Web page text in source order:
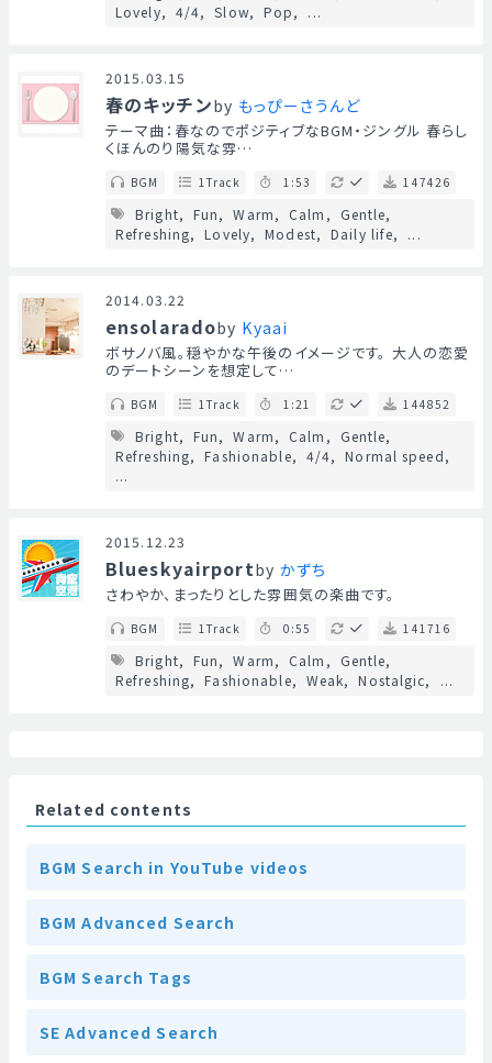
Lovely
4/4 Slow Pop ...
2015.03.15
春のキッチンby もっぴーさうんど
テーマ曲：春なのでポジティブなBGM・ジングル 春らし
くほんのり陽気な雰…
BGM 1Track 1:53 147426
Bright Fun Warm Calm
Gentle
Refreshing
Lovely Modest Daily life ...
2014.03.22
ensolaradoby Kyaai
ボサノバ風。穏やかな午後のイメージです。 大人の恋愛
のデートシーンを想定して…
BGM 1Track 1:21 144852
Bright Fun Warm Calm
Gentle
Refreshing
Fashionable 4/4
Normal speed
...
2015.12.23
Blueskyairportby かずち
さわやか、まったりとした雰囲気の楽曲です。
BGM 1Track 0:55 141716
Bright Fun Warm Calm
Gentle
Refreshing
Fashionable Weak Nostalgic ...
Related contents
BGM Search in YouTube videos
BGM Advanced Search
BGM Search Tags
SE Advanced Search